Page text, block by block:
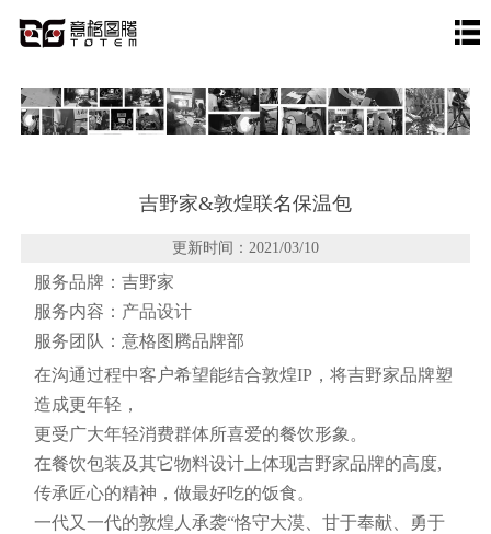
吉野家&敦煌联名保温包
更新时间：2021/03/10
服务品牌：吉野家
服务内容：产品设计
服务团队：意格图腾品牌部
在沟通过程中客户希望能结合敦煌IP，将吉野家品牌塑
造成更年轻，
更受广大年轻消费群体所喜爱的餐饮形象。
在餐饮包装及其它物料设计上体现吉野家品牌的高度,
传承匠心的精神，做最好吃的饭食。
一代又一代的敦煌人承袭“恪守大漠、甘于奉献、勇于